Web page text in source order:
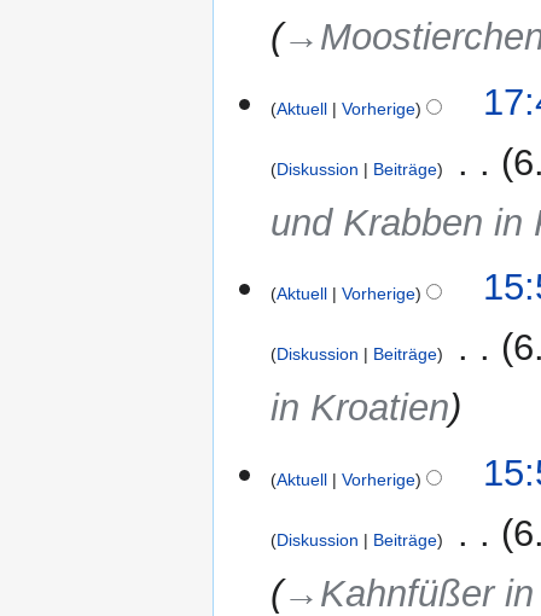
Aktuell Vorherige
Diskussion Beiträge
und Krabben in
Aktuell Vorherige
Diskussion Beiträge
in Kroatien
Aktuell Vorherige
Diskussion Beiträge
→‎Kahnfüßer in